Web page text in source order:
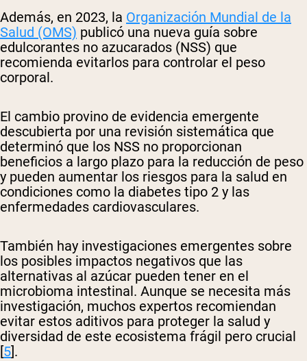
Además, en 2023, la Organización Mundial de la
Salud (OMS) publicó una nueva guía sobre
edulcorantes no azucarados (NSS) que
recomienda evitarlos para controlar el peso
corporal.
El cambio provino de evidencia emergente
descubierta por una revisión sistemática que
determinó que los NSS no proporcionan
beneficios a largo plazo para la reducción de peso
y pueden aumentar los riesgos para la salud en
condiciones como la diabetes tipo 2 y las
enfermedades cardiovasculares.
También hay investigaciones emergentes sobre
los posibles impactos negativos que las
alternativas al azúcar pueden tener en el
microbioma intestinal. Aunque se necesita más
investigación, muchos expertos recomiendan
evitar estos aditivos para proteger la salud y
diversidad de este ecosistema frágil pero crucial
[5].